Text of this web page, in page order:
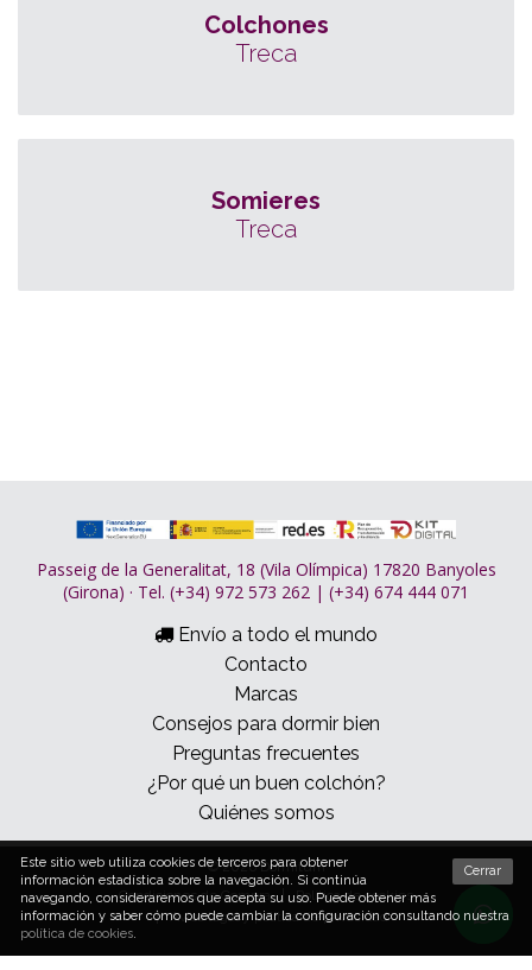
Colchones
Treca
Somieres
Treca
Passeig de la Generalitat, 18 (Vila Olímpica) 17820 Banyoles
(Girona) · Tel. (+34) 972 573 262 | (+34) 674 444 071
Envío a todo el mundo
Contacto
Marcas
Consejos para dormir bien
Preguntas frecuentes
¿Por qué un buen colchón?
Quiénes somos
© 2026 Dormitum
Condiciones de Compra
Política de cookies
Aviso legal y política de privacidad
Cerrar
Este sitio web utiliza cookies de terceros para obtener
información estadística sobre la navegación. Si continúa
navegando, consideraremos que acepta su uso. Puede obtener más
información y saber cómo puede cambiar la configuración consultando nuestra
política de cookies.